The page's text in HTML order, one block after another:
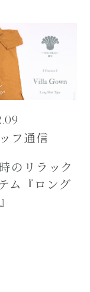
フ通信
のリラック
ム『ロング